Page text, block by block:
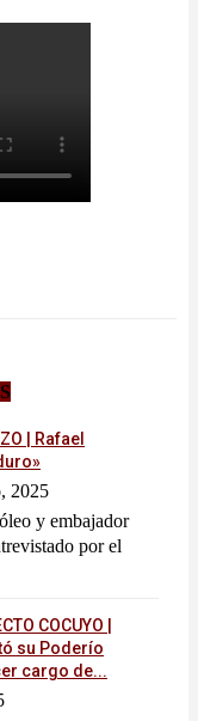
| Rafael
2025
y embajador
por el
COCUYO |
su Poderío
cargo de...